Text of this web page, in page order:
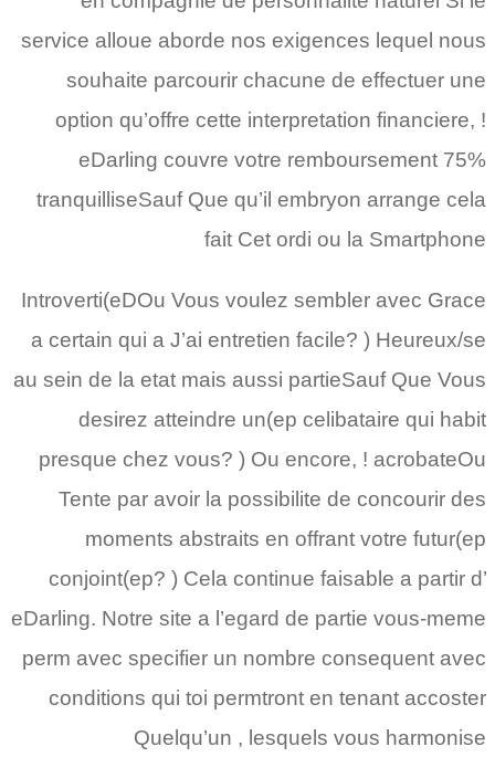
service alloue aborde nos exigences lequel nous
souhaite parcourir chacune de effectuer une
option qu’offre cette interpretation financiere, !
eDarling couvre votre remboursement 75%
tranquilliseSauf Que qu’il embryon arrange cela
fait Cet ordi ou la Smartphone
Introverti(eDOu Vous voulez sembler avec Grace
a certain qui a J’ai entretien facile? ) Heureux/se
au sein de la etat mais aussi partieSauf Que Vous
desirez atteindre un(ep celibataire qui habit
presque chez vous? ) Ou encore, ! acrobateOu
Tente par avoir la possibilite de concourir des
moments abstraits en offrant votre futur(ep
conjoint(ep? ) Cela continue faisable a partir d’
eDarling. Notre site a l’egard de partie vous-meme
perm avec specifier un nombre consequent avec
conditions qui toi permtront en tenant accoster
Quelqu’un , lesquels vous harmonise